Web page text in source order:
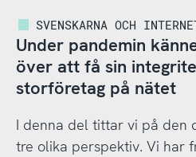
SVENSKARNA OCH
Under pandemin
över att få sin
storföretag på nätet
I denna del tittar vi på den
tre olika perspektiv. Vi har